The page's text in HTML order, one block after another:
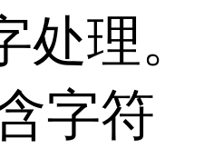
处理。
字符